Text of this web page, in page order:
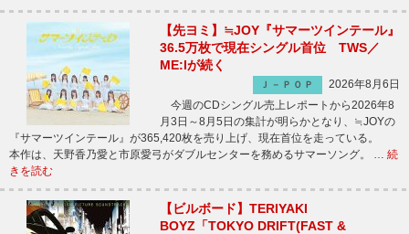
【先ヨミ】≒JOY『サマーツインテール』
36.5万枚で現在シングル首位 TWS／
ME:Iが続く
Ｊ－ＰＯＰ
2026年8月6日
今週のCDシングル売上レポートから2026年8
月3日～8月5日の集計が明らかとなり、≒JOYの
『サマーツインテール』が365,420枚を売り上げ、現在首位を走っている。
本作は、天野香乃愛と市原愛弓がダブルセンターを務めるサマーソング。 … 続
きを読む
【ビルボード】TERIYAKI
BOYZ「TOKYO DRIFT(FAST &